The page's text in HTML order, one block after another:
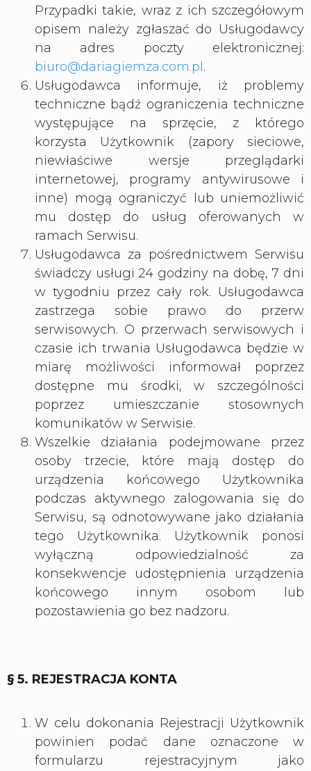
Przypadki takie, wraz z ich szczegółowym
opisem należy zgłaszać do Usługodawcy
na adres poczty elektronicznej:
biuro@dariagiemza.com.pl .
Usługodawca informuje, iż problemy
techniczne bądź ograniczenia techniczne
występujące na sprzęcie, z którego
korzysta Użytkownik (zapory sieciowe,
niewłaściwe wersje przeglądarki
internetowej, programy antywirusowe i
inne) mogą ograniczyć lub uniemożliwić
mu dostęp do usług oferowanych w
ramach Serwisu.
Usługodawca za pośrednictwem Serwisu
świadczy usługi 24 godziny na dobę, 7 dni
w tygodniu przez cały rok. Usługodawca
zastrzega sobie prawo do przerw
serwisowych. O przerwach serwisowych i
czasie ich trwania Usługodawca będzie w
miarę możliwości informował poprzez
dostępne mu środki, w szczególności
poprzez umieszczanie stosownych
komunikatów w Serwisie.
Wszelkie działania podejmowane przez
osoby trzecie, które mają dostęp do
urządzenia końcowego Użytkownika
podczas aktywnego zalogowania się do
Serwisu, są odnotowywane jako działania
tego Użytkownika. Użytkownik ponosi
wyłączną odpowiedzialność za
konsekwencje udostępnienia urządzenia
końcowego innym osobom lub
pozostawienia go bez nadzoru.
§ 5. REJESTRACJA KONTA
W celu dokonania Rejestracji Użytkownik
powinien podać dane oznaczone w
formularzu rejestracyjnym jako